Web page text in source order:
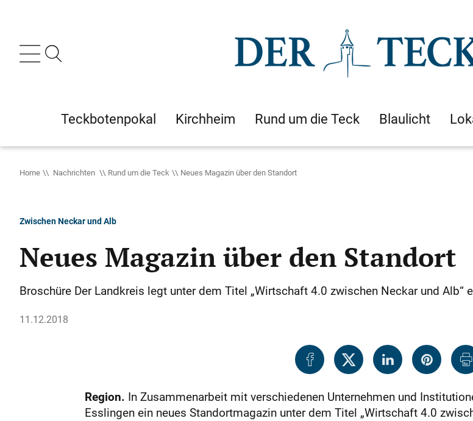
Teckbotenpokal Kirchheim Rund um die Teck Blaulicht
Home Nachrichten Rund um die Teck Neues Magazin über den Standort
Zwischen Neckar und Alb
Neues Magazin über den Standort
Broschüre Der Landkreis legt unter dem Titel „Wirtschaft 4.0 zwischen Neckar und Alb“
11.12.2018
Region. In Zusammenarbeit mit verschiedenen Unternehmen und
Esslingen ein neues Standortmagazin unter dem Titel „Wirtschaft 4.0